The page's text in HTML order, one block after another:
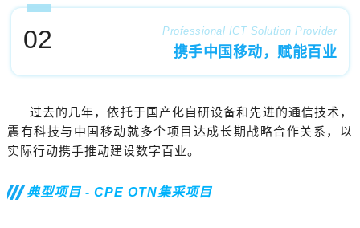
02 Professional ICT Solution Provider
携手中国移动，赋能百业
过去的几年，依托于国产化自研设备和先进的通信技术，
震有科技与中国移动就多个项目达成长期战略合作关系，以
实际行动携手推动建设数字百业。
典型项目 - CPE OTN集采项目